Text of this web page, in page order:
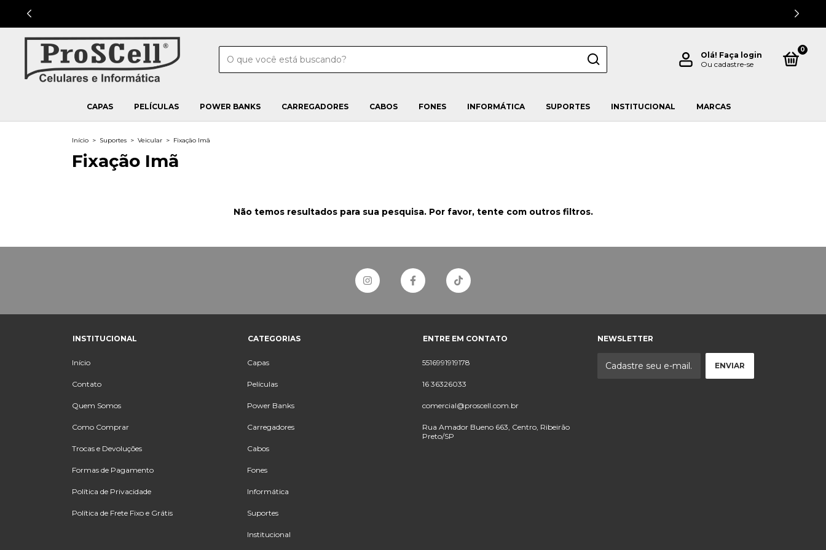
Olá! Faça login
Ou cadastre-se
0
CAPAS PELÍCULAS POWER BANKS CARREGADORES CABOS FONES INFORMÁTICA SUPORTES INSTITUCIONAL MARCAS
Início > Suportes > Veicular > Fixação Imã
Fixação Imã
Não temos resultados para sua pesquisa. Por favor, tente com outros filtros.
INSTITUCIONAL
Início
Contato
Quem Somos
Como Comprar
Trocas e Devoluções
Formas de Pagamento
Política de Privacidade
Política de Frete Fixo e Grátis
CATEGORIAS
Capas
Películas
Power Banks
Carregadores
Cabos
Fones
Informática
Suportes
Institucional
ENTRE EM CONTATO
5516991919178
16 36326033
comercial@proscell.com.br
Rua Amador Bueno 663, Centro, Ribeirão
Preto/SP
NEWSLETTER